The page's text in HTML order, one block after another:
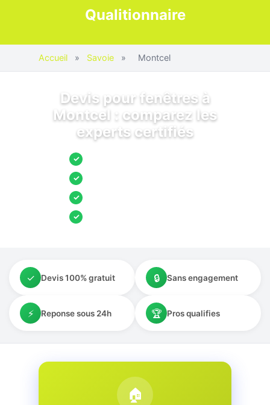
Qualitionnaire
Accueil » Savoie » Montcel
Devis pour fenêtres à
Montcel : comparez les
experts certifiés
✓
✓
✓
✓
✓ Devis 100% gratuit 🔒 Sans engagement
⚡ Reponse sous 24h 🏆 Pros qualifies
🏠